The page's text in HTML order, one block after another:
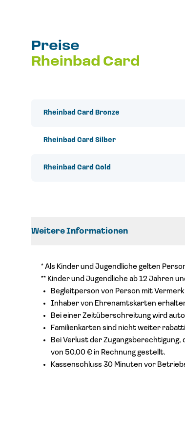
Preise
Rheinbad Card
Rheinbad Card Bronze
Rheinbad Card Silber
Rheinbad Card Gold
Weitere Informationen
* Als Kinder und Jugendliche gelten
** Kinder und Jugendliche ab 12 Jahren
Begleitperson von Person mit
Inhaber von Ehrenamtskarten
Bei einer Zeitüberschreitung wird
Familienkarten sind nicht weiter
Bei Verlust der
von 50,00 € in Rechnung gestellt.
Kassenschluss 30 Minuten vor